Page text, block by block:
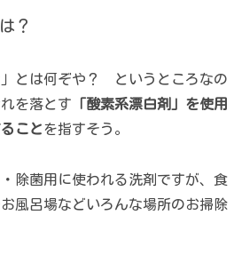
？
とは何ぞや？ というところなの
を落とす 「酸素系漂白剤」を使用
ことを指すそう。
除菌用に使われる洗剤ですが、食
風呂場などいろんな場所のお掃除